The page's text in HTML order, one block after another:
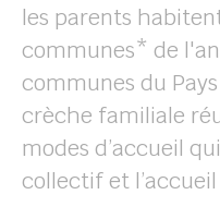
les parents
communes* de
communes du
crèche familiale
modes d’accueil
collectif et